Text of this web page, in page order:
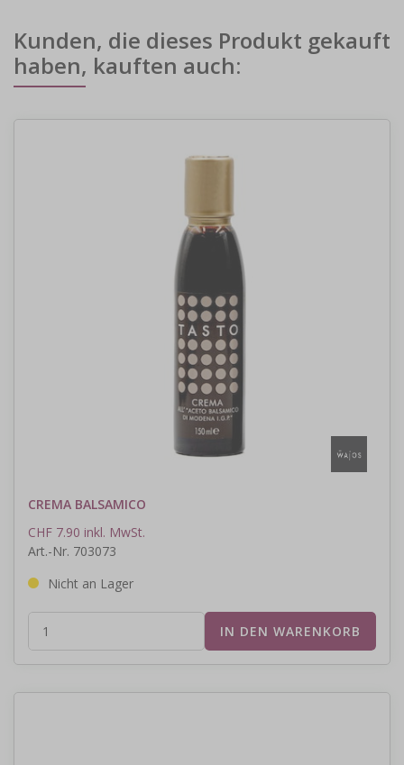
Kunden, die dieses Produkt gekauft
haben, kauften auch:
CREMA BALSAMICO
CHF 7.90 inkl. MwSt.
Art.-Nr. 703073
Nicht an Lager